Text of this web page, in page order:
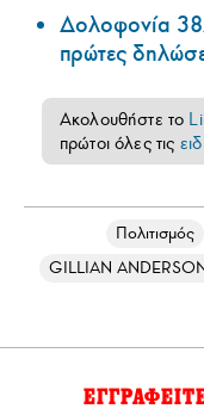
Δολοφονία
πρώτες
Ακολουθήστε το
πρώτοι όλες τις
Πολιτισμός
GILLIAN